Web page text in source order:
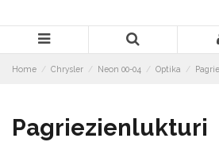
Home Chrysler Neon 00-04 Optika
Pagriezienlukturi